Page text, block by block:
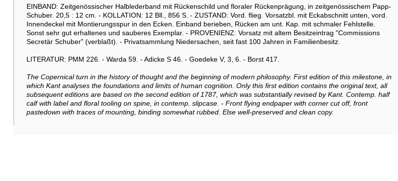
EINBAND: Zeitgenössischer Halblederband mit Rückenschild und floraler Rückenprägung, in zeitgenössischem Papp-
Schuber. 20,5 : 12 cm. - KOLLATION: 12 Bll., 856 S. - ZUSTAND: Vord. flieg. Vorsatzbl. mit Eckabschnitt unten, vord.
Innendeckel mit Montierungsspur in den Ecken. Einband berieben, Rücken am unt. Kap. mit schmaler Fehlstelle.
Sonst sehr gut erhaltenes und sauberes Exemplar. - PROVENIENZ: Vorsatz mit altem Besitzeintrag "Commissions
Secretär Schuber" (verblaßt). - Privatsammlung Niedersachen, seit fast 100 Jahren in Familienbesitz.
LITERATUR: PMM 226. - Warda 59. - Adicke S 46. - Goedeke V, 3, 6. - Borst 417.
The Copernical turn in the history of thought and the beginning of modern philosophy. First edition of this milestone, in
which Kant analyses the foundations and limits of human cognition. Only this first edition contains the original text, all
subsequent editions are based on the second edition of 1787, which was substantially revised by Kant. Contemp. half
calf with label and floral tooling on spine, in contemp. slipcase. - Front flying endpaper with corner cut off, front
pastedown with traces of mounting, binding somewhat rubbed. Else well-preserved and clean copy.